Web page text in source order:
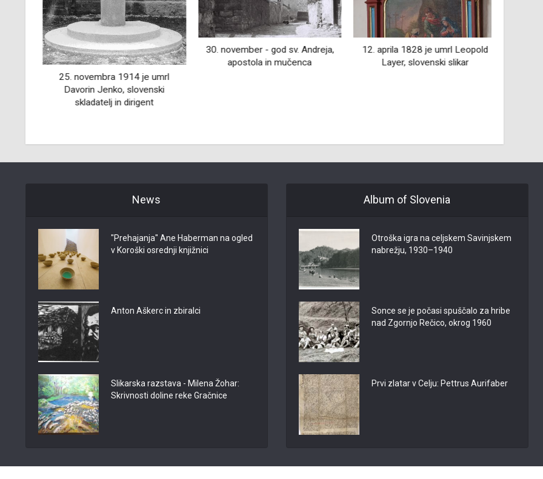
25. novembra 1914 je umrl
Davorin Jenko, slovenski
skladatelj in dirigent
30. november - god sv. Andreja,
apostola in mučenca
12. aprila 1828 je umrl Leopold
Layer, slovenski slikar
News
"Prehajanja" Ane Haberman na ogled
v Koroški osrednji knjižnici
Anton Aškerc in zbiralci
Slikarska razstava - Milena Žohar:
Skrivnosti doline reke Gračnice
Album of Slovenia
Otroška igra na celjskem Savinjskem
nabrežju, 1930–1940
Sonce se je počasi spuščalo za hribe
nad Zgornjo Rečico, okrog 1960
Prvi zlatar v Celju: Pettrus Aurifaber